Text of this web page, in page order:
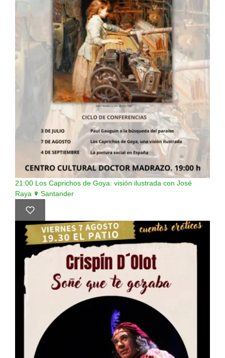
21:00 Los Caprichos de Goya: visión ilustrada con José
Raya
Santander